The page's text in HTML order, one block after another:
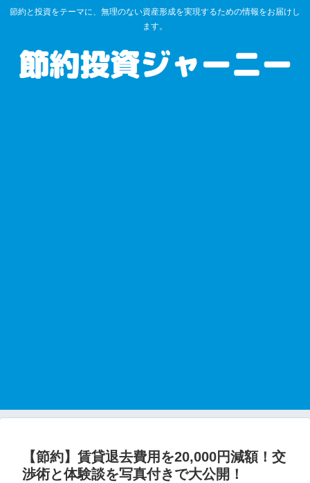
節約と投資をテーマに、無理のない資産形成を実現するための情報をお届けし
ます。
【節約】賃貸退去費用を20,000円減額！交
渉術と体験談を写真付きで大公開！